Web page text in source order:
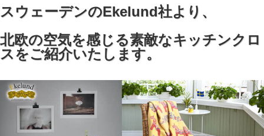
スウェーデンのEkelund社より、
北欧の空気を感じる素敵なキッチンクロ
スをご紹介いたします。